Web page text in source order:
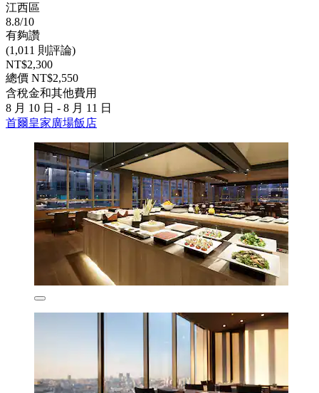
江西區
8.8/10
有夠讚
(1,011 則評論)
NT$2,300
總價 NT$2,550
含稅金和其他費用
8 月 10 日 - 8 月 11 日
首爾皇家廣場飯店